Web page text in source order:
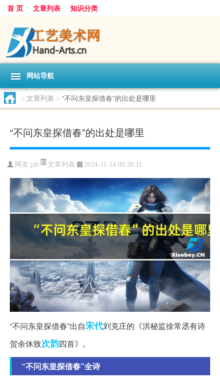
首 页 文章列表 知识分类
网站导航
> 文章列表 > “不问东皇探借春”的出处是哪里
“不问东皇探借春”的出处是哪里
网友:jzb 文章列表 2024-11-14 00:28:11
“不问东皇探借春”出自宋代刘克庄的《洪秘监徐常丞有诗
贺余休致次韵四首》。
“不问东皇探借春”全诗